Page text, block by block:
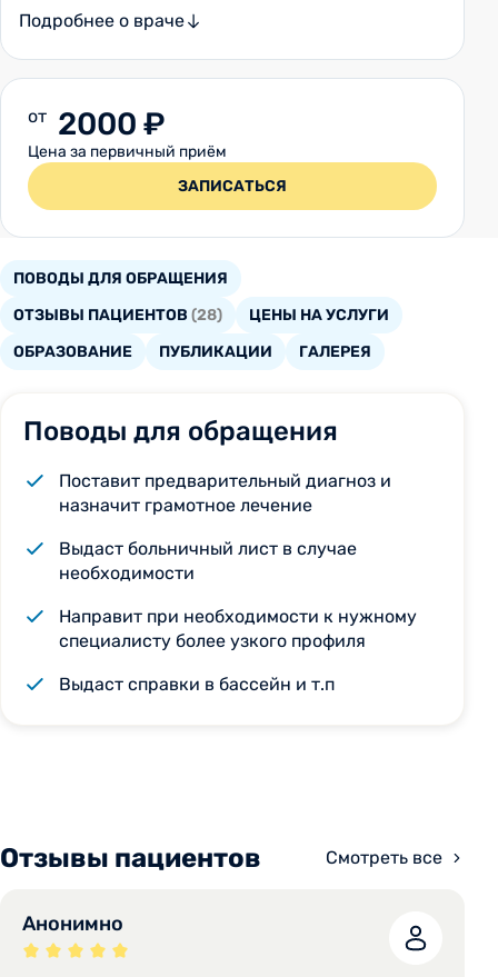
Подробнее о враче
от 2000 ₽
Цена за первичный приём
ЗАПИСАТЬСЯ
ПОВОДЫ ДЛЯ ОБРАЩЕНИЯ
ОТЗЫВЫ ПАЦИЕНТОВ (28)
ЦЕНЫ НА УСЛУГИ
ОБРАЗОВАНИЕ
ПУБЛИКАЦИИ ГАЛЕРЕЯ
Поводы для обращения
Поставит предварительный диагноз и
назначит грамотное лечение
Выдаст больничный лист в случае
необходимости
Направит при необходимости к нужному
специалисту более узкого профиля
Выдаст справки в бассейн и т.п
Отзывы пациентов Смотреть все
Анонимно